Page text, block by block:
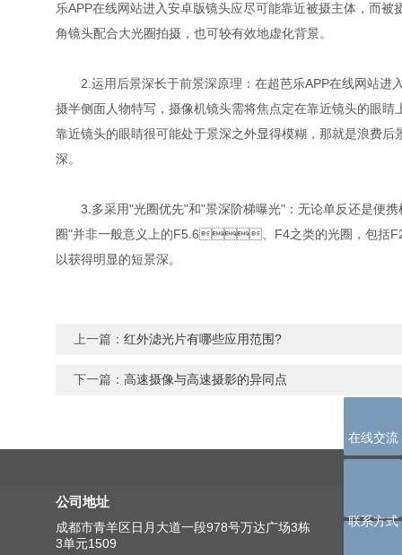
乐APP在线网站进入安卓版镜头应尽可能靠近被摄主体，而被摄
角镜头配合大光圈拍摄，也可较有效地虚化背景。
2.运用后景深长于前景深原理：在超芭乐APP在线网站进入
摄半侧面人物特写，摄像机镜头需将焦点定在靠近镜头的眼睛上
靠近镜头的眼睛很可能处于景深之外显得模糊，那就是浪费后景
深。
3.多采用"光圈优先"和"景深阶梯曝光"：无论单反还是便携机
圈"并非一般意义上的F5.6、F4之类的光圈，包括
以获得明显的短景深。
上一篇： 红外滤光片有哪些应用范围?
下一篇： 高速摄像与高速摄影的异同点
公司地址
成都市青羊区日月大道一段978号万达广场3栋
3单元1509
在线交流
联系方式